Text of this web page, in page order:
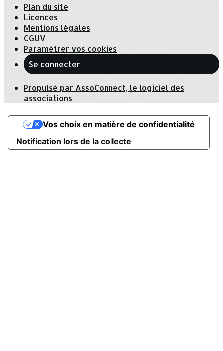
Plan du site
Licences
Mentions légales
CGUV
Paramétrer vos cookies
Se connecter
Propulsé par AssoConnect, le logiciel des
associations
Notification lors de la collecte
Vos choix en matière de confidentialité